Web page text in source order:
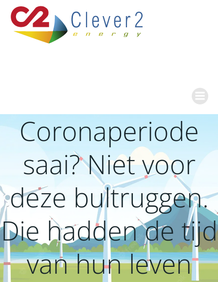
naar
de
inhoud
Coronaperiode
saai? Niet voor
deze bultruggen.
Die hadden de tijd
van hun leven